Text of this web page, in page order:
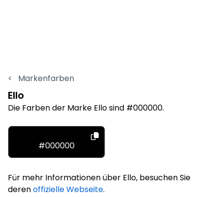
< Markenfarben
Ello
Die Farben der Marke Ello sind #000000.
#000000
Für mehr Informationen über Ello, besuchen Sie
derenoffizielle Webseite.